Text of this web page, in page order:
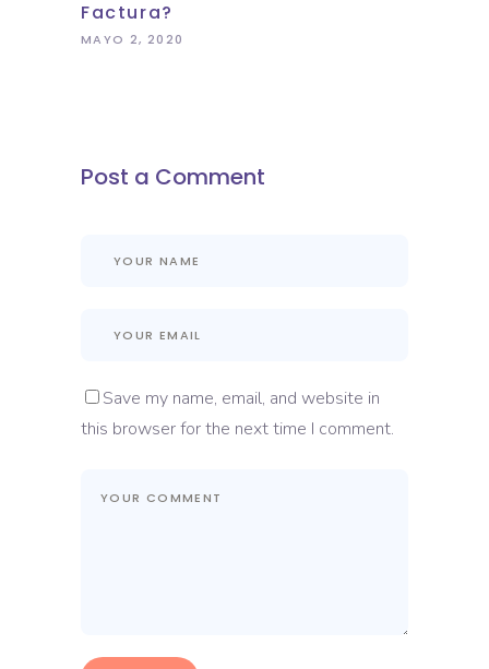
Factura?
MAYO 2, 2020
Post a Comment
Save my name, email, and website in
this browser for the next time I comment.